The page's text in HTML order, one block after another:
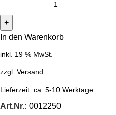
In den Warenkorb
inkl. 19 % MwSt.
zzgl. Versand
Lieferzeit: ca. 5-10 Werktage
Art.Nr.: 0012250